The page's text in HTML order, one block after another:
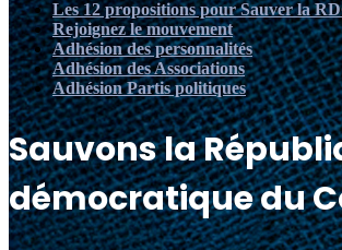
Les 12 propositions pour Sauver la
Rejoignez le mouvement
Adhésion des personnalités
Adhésion des Associations
Adhésion Partis politiques
Sauvons la
démocratique du